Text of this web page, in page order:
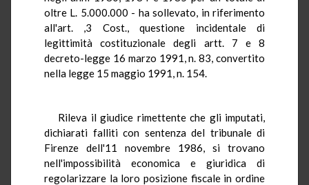
oltre L. 5.000.000 - ha sollevato, in riferimento
all'art. ,3 Cost., questione incidentale di
legittimità costituzionale degli artt. 7 e 8
decreto-legge 16 marzo 1991, n. 83, convertito
nella legge 15 maggio 1991, n. 154.
Rileva il giudice rimettente che gli imputati,
dichiarati falliti con sentenza del tribunale di
Firenze dell'11 novembre 1986, si trovano
nell'impossibilità economica e giuridica di
regolarizzare la loro posizione fiscale in ordine